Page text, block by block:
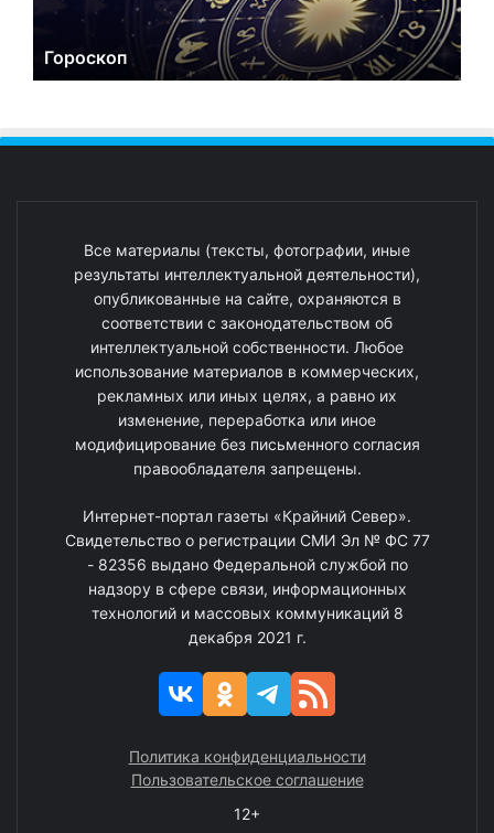
Гороскоп
Все материалы (тексты, фотографии, иные
результаты интеллектуальной деятельности),
опубликованные на сайте, охраняются в
соответствии с законодательством об
интеллектуальной собственности. Любое
использование материалов в коммерческих,
рекламных или иных целях, а равно их
изменение, переработка или иное
модифицирование без письменного согласия
правообладателя запрещены.
Интернет-портал газеты «Крайний Север».
Свидетельство о регистрации СМИ Эл № ФС 77
- 82356 выдано Федеральной службой по
надзору в сфере связи, информационных
технологий и массовых коммуникаций 8
декабря 2021 г.
Политика конфиденциальности
Пользовательское соглашение
12+